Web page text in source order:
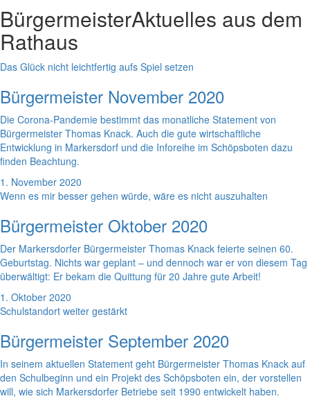
BürgermeisterAktuelles aus dem
Rathaus
Das Glück nicht leichtfertig aufs Spiel setzen
Bürgermeister November 2020
Die Corona-Pandemie bestimmt das monatliche Statement von
Bürgermeister Thomas Knack. Auch die gute wirtschaftliche
Entwicklung in Markersdorf und die Inforeihe im Schöpsboten dazu
finden Beachtung.
1. November 2020
Wenn es mir besser gehen würde, wäre es nicht auszuhalten
Bürgermeister Oktober 2020
Der Markersdorfer Bürgermeister Thomas Knack feierte seinen 60.
Geburtstag. Nichts war geplant – und dennoch war er von diesem Tag
überwältigt: Er bekam die Quittung für 20 Jahre gute Arbeit!
1. Oktober 2020
Schulstandort weiter gestärkt
Bürgermeister September 2020
In seinem aktuellen Statement geht Bürgermeister Thomas Knack auf
den Schulbeginn und ein Projekt des Schöpsboten ein, der vorstellen
will, wie sich Markersdorfer Betriebe seit 1990 entwickelt haben.